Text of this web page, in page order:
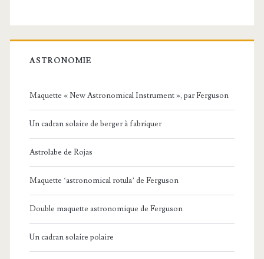
ASTRONOMIE
Maquette « New Astronomical Instrument », par Ferguson
Un cadran solaire de berger à fabriquer
Astrolabe de Rojas
Maquette ‘astronomical rotula’ de Ferguson
Double maquette astronomique de Ferguson
Un cadran solaire polaire